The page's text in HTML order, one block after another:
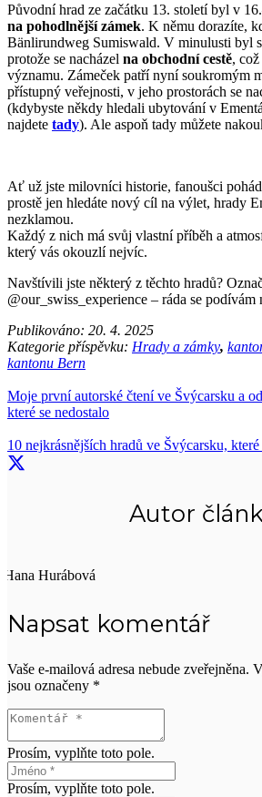
Původní hrad ze začátku 13. století byl v
na pohodlnější zámek. K němu dorazíte,
Bänlirundweg Sumiswald. V minulusti byl
protože se nacházel na obchodní cestě,
významu. Zámeček patří nyní soukromým
přístupný veřejnosti, v jeho prostorách se
(kdybyste někdy hledali ubytování v
najdete tady). Ale aspoň tady můžete
Ať už jste milovníci historie, fanoušci
prostě jen hledáte nový cíl na výlet, hrady
nezklamou.
Každý z nich má svůj vlastní příběh a
který vás okouzlí nejvíc.
Navštívili jste některý z těchto hradů?
@our_swiss_experience – ráda se podívám
Publikováno: 20. 4. 2025
Kategorie příspěvku: Hrady a zámky,
kantonu Bern
Moje první autorské čtení ve Švýcarsku a
které se nedostalo
10 nejkrásnějších hradů ve Švýcarsku,
Autor
Hana Hurábová
Napsat komentář
Vaše e-mailová adresa nebude zveřejněna.
jsou označeny *
Prosím, vyplňte toto pole.
Prosím, vyplňte toto pole.